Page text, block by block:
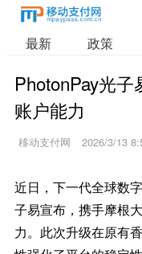
最新 政策
PhotonPay光
账户能力
移动支付网 2026/3/13
近日，下一代全球数
子易宣布，携手摩根
力。此次升级在原有